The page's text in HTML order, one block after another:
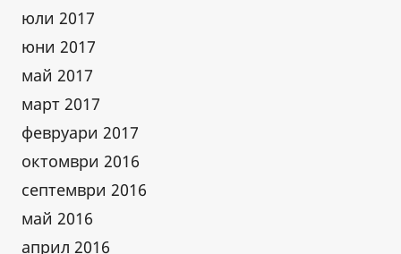
юли 2017
юни 2017
май 2017
март 2017
февруари 2017
октомври 2016
септември 2016
май 2016
април 2016